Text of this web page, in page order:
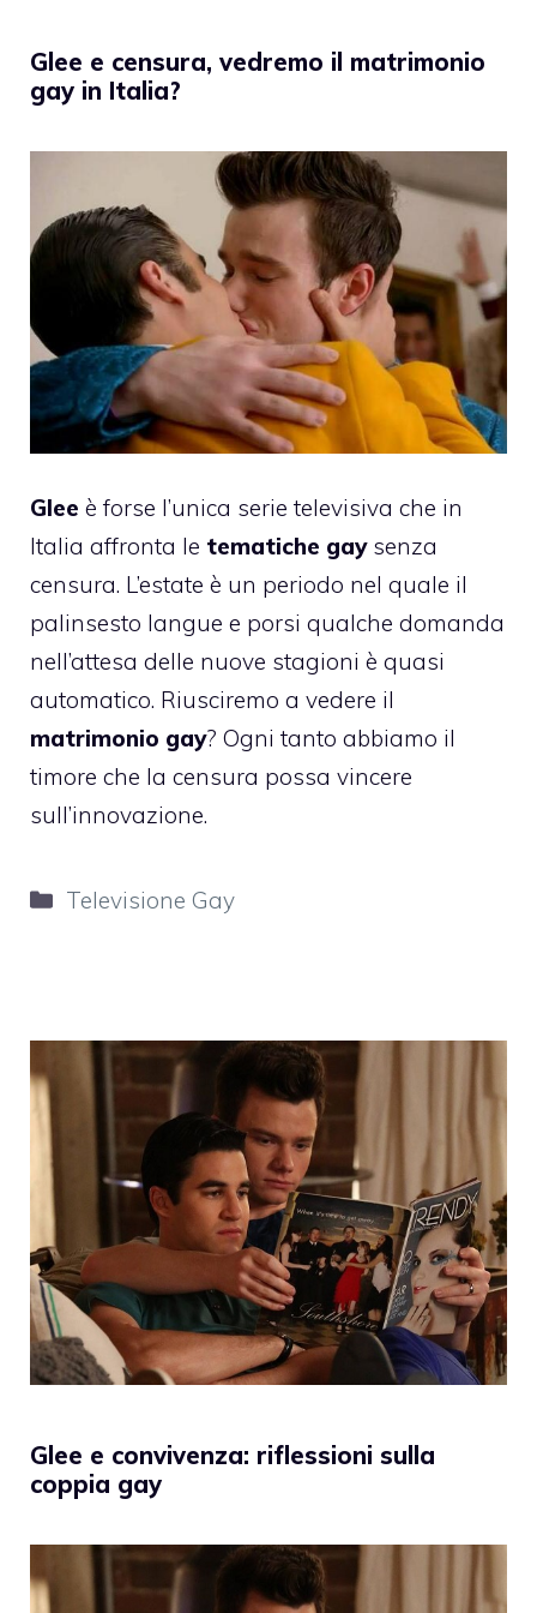
Glee e censura, vedremo il matrimonio
gay in Italia?
Glee è forse l’unica serie televisiva che in
Italia affronta le tematiche gaysenza
censura. L’estate è un periodo nel quale il
palinsesto langue e porsi qualche domanda
nell’attesa delle nuove stagioni è quasi
automatico. Riusciremo a vedere il
matrimonio gay? Ogni tanto abbiamo il
timore che la censura possa vincere
sull’innovazione.
Categorie
Televisione Gay
Glee e convivenza: riflessioni sulla
coppia gay